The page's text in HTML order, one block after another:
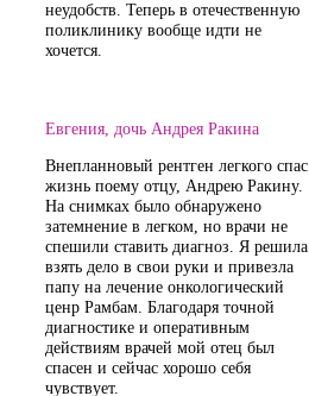
неудобств. Теперь в отечественную
поликлинику вообще идти не
хочется.
Евгения, дочь Андрея Ракина
Внепланновый рентген легкого спас
жизнь поему отцу, Андрею Ракину.
На снимках было обнаружено
затемнение в легком, но врачи не
спешили ставить диагноз. Я решила
взять дело в свои руки и привезла
папу на лечение онкологический
ценр Рамбам. Благодаря точной
диагностике и оперативным
действиям врачей мой отец был
спасен и сейчас хорошо себя
чувствует.